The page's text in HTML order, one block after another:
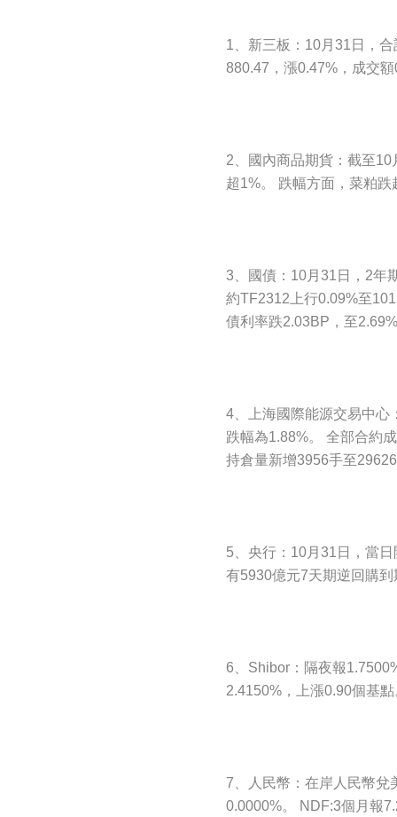
1、新三板：10月31日，
880.47，漲0.47%，成交
2、國內商品期貨：截至
超1%。 跌幅方面，菜粕
3、國債：10月31日，2年
約TF2312上行0.09%至
債利率跌2.03BP，至
4、上海國際能源交易中心
跌幅為1.88%。 全部合約
持倉量新增3956手至
5、央行：10月31日，當
有5930億元7天期逆回購
6、Shibor：隔夜報
2.4150%，上漲0.90個基點
7、人民幣：在岸人民幣兌
0.0000%。 NDF:3個月報